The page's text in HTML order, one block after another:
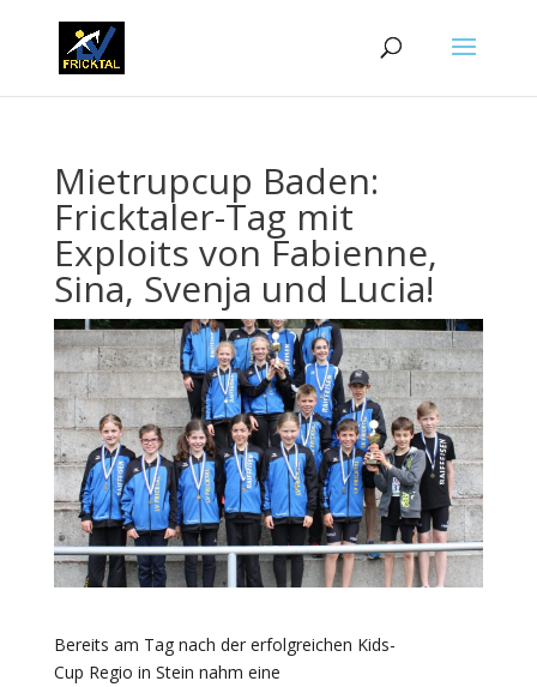
Mietrupcup Baden:
Fricktaler-Tag mit
Exploits von Fabienne,
Sina, Svenja und Lucia!
Bereits am Tag nach der erfolgreichen Kids-
Cup Regio in Stein nahm eine